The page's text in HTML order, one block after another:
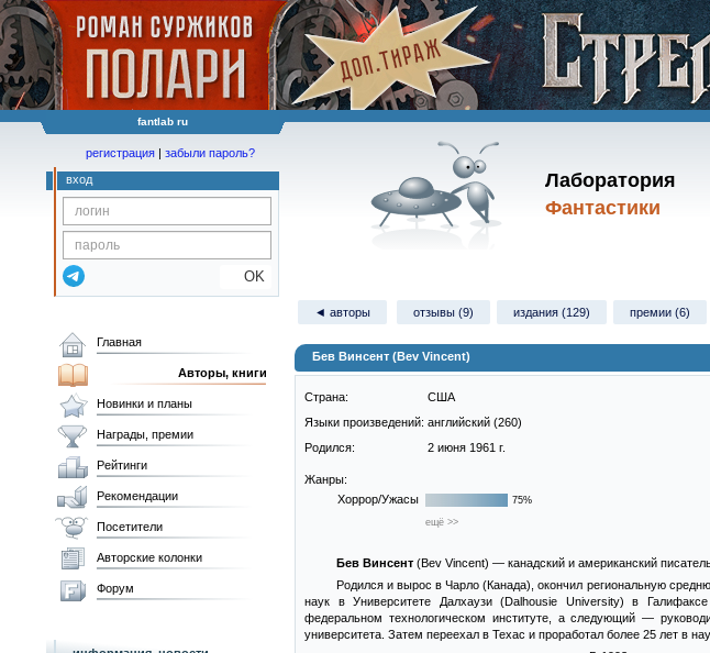
fantlab ru
Лаборатория
Фантастики
регистрация | забыли пароль?
вход
OK
◄ авторы отзывы (9) издания (129) премии (6)
Бев Винсент (Bev Vincent)
Страна:
США
Языки произведений: английский (260)
Родился:
2 июня 1961 г.
Жанры:
Хоррор/Ужасы
75%
ещё >>
Бев Винсент(Bev Vincent) — канадский и американский
Родился и вырос в Чарло (Канада), окончил региональную
наук в Университете Далхаузи (Dalhousie University) в
федеральном технологическом институте, а следующий —
университета. Затем переехал в Техас и проработал более 25 лет в
Главная
Авторы, книги
Новинки и планы
Награды, премии
Рейтинги
Рекомендации
Посетители
Авторские колонки
Форум